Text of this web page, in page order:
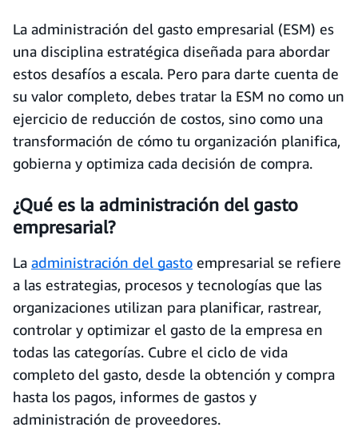
La administración del gasto empresarial (ESM) es
una disciplina estratégica diseñada para abordar
estos desafíos a escala. Pero para darte cuenta de
su valor completo, debes tratar la ESM no como un
ejercicio de reducción de costos, sino como una
transformación de cómo tu organización planifica,
gobierna y optimiza cada decisión de compra.
¿Qué es la administración del gasto
empresarial?
La administración del gasto empresarial se refiere
a las estrategias, procesos y tecnologías que las
organizaciones utilizan para planificar, rastrear,
controlar y optimizar el gasto de la empresa en
todas las categorías. Cubre el ciclo de vida
completo del gasto, desde la obtención y compra
hasta los pagos, informes de gastos y
administración de proveedores.